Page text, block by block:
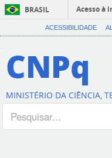
BRASIL
Acesso à
ACESSIBILIDADE
CNPq
MINISTÉRIO DA CIÊNCIA,